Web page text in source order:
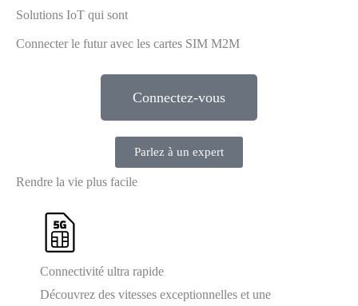
Solutions IoT qui sont
Connecter le futur avec les cartes SIM M2M
Connectez-vous
Parlez à un expert
Rendre la vie plus facile
Connectivité ultra rapide
Découvrez des vitesses exceptionnelles et une